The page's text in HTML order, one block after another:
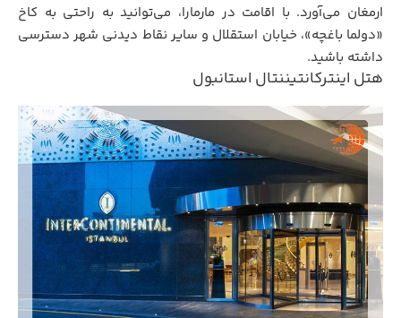
ارمغان می‌آورد. با اقامت در مارمارا، می‌توانید به راحتی به کاخ
«دولما باغچه»، خیابان استقلال و سایر نقاط دیدنی شهر دسترسی
داشته باشید.
هتل اینترکانتیننتال استانبول